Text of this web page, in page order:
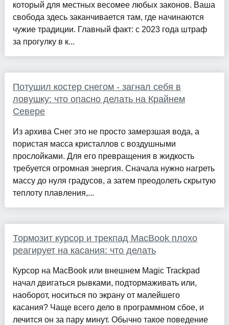
который для местных весомее любых законов. Ваша
свобода здесь заканчивается там, где начинаются
чужие традиции. Главный факт: с 2023 года штраф
за прогулку в к...
Потушил костер снегом - загнал себя в
ловушку: что опасно делать на Крайнем
Севере
Из архива Снег это не просто замерзшая вода, а
пористая масса кристаллов с воздушными
прослойками. Для его превращения в жидкость
требуется огромная энергия. Сначала нужно нагреть
массу до нуля градусов, а затем преодолеть скрытую
теплоту плавления,...
Тормозит курсор и трекпад MacBook плохо
реагирует на касания: что делать
Курсор на MacBook или внешнем Magic Trackpad
начал двигаться рывками, подтормаживать или,
наоборот, носиться по экрану от малейшего
касания? Чаще всего дело в программном сбое, и
лечится он за пару минут. Обычно такое поведение